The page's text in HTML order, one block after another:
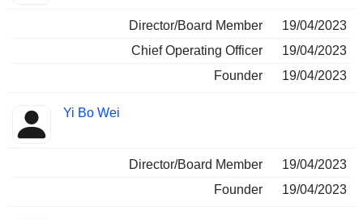
Director/Board Member
19/04/2023
Chief Operating Officer
19/04/2023
Founder
19/04/2023
Yi Bo Wei
Director/Board Member
19/04/2023
Founder
19/04/2023